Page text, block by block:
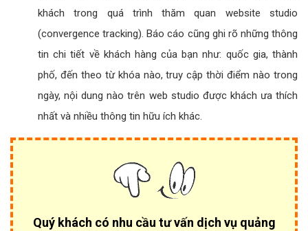
khách trong quá trình thăm quan website studio
(convergence tracking). Báo cáo cũng ghi rõ những thông
tin chi tiết về khách hàng của bạn như: quốc gia, thành
phố, đến theo từ khóa nào, truy cập thời điểm nào trong
ngày, nội dung nào trên web studio được khách ưa thích
nhất và nhiều thông tin hữu ích khác.
Quý khách có nhu cầu tư vấn dịch vụ quảng